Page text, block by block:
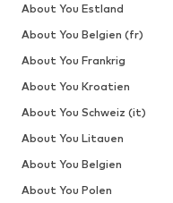
About You Estland
About You Belgien (fr)
About You Frankrig
About You Kroatien
About You Schweiz (it)
About You Litauen
About You Belgien
About You Polen